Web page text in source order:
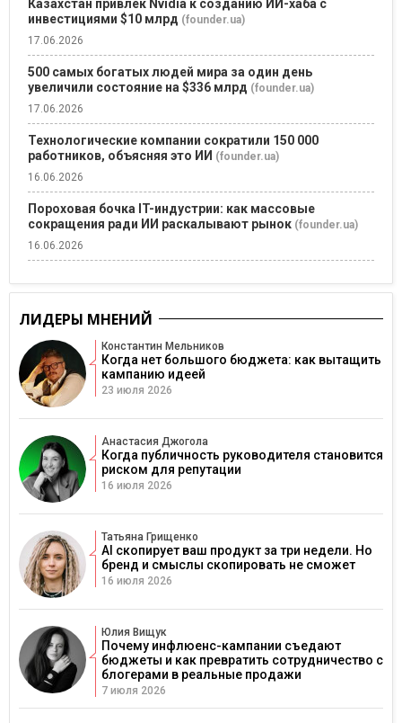
Казахстан привлек Nvidia к созданию ИИ-хаба с
инвестициями $10 млрд (founder.ua)
17.06.2026
500 самых богатых людей мира за один день
увеличили состояние на $336 млрд (founder.ua)
17.06.2026
Технологические компании сократили 150 000
работников, объясняя это ИИ (founder.ua)
16.06.2026
Пороховая бочка IT-индустрии: как массовые
сокращения ради ИИ раскалывают рынок (founder.ua)
16.06.2026
ЛИДЕРЫ МНЕНИЙ
Константин Мельников
Когда нет большого бюджета: как вытащить
кампанию идеей
23 июля 2026
Анастасия Джогола
Когда публичность руководителя становится
риском для репутации
16 июля 2026
Татьяна Грищенко
AI скопирует ваш продукт за три недели. Но
бренд и смыслы скопировать не сможет
16 июля 2026
Юлия Вищук
Почему инфлюенс-кампании съедают
бюджеты и как превратить сотрудничество с
блогерами в реальные продажи
7 июля 2026